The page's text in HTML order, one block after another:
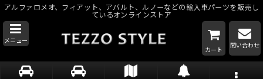
アルファロメオ、フィアット、アバルト、ルノーなどの輸入車パーツを販売し
ているオンラインストア
メニュー
カート
問い合わせ